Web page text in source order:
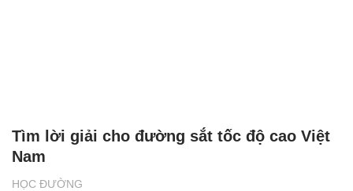
HỌC ĐƯỜNG
Tìm lời giải cho đường sắt tốc độ cao Việt
Nam